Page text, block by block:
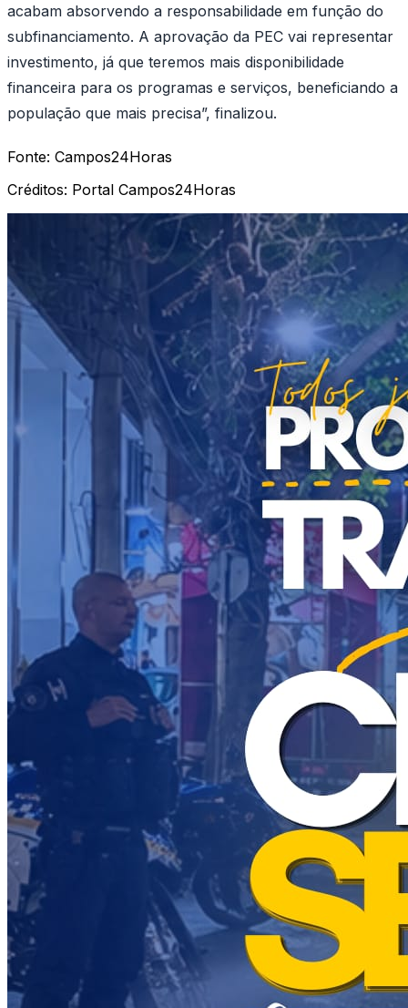
acabam absorvendo a responsabilidade em função do
subfinanciamento. A aprovação da PEC vai representar
investimento, já que teremos mais disponibilidade
financeira para os programas e serviços, beneficiando a
população que mais precisa”, finalizou.
Fonte: Campos24Horas
Créditos: Portal Campos24Horas